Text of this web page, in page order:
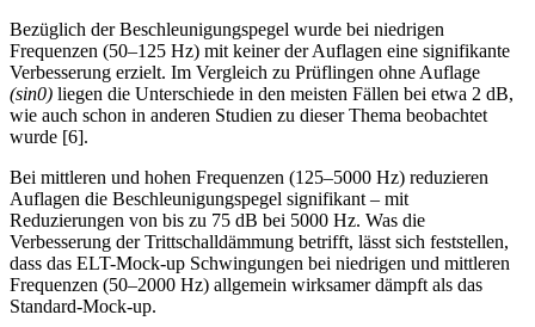
Bezüglich der Beschleunigungspegel wurde bei niedrigen
Frequenzen (50–125 Hz) mit keiner der Auflagen eine signifikante
Verbesserung erzielt. Im Vergleich zu Prüflingen ohne Auflage
(sin0) liegen die Unterschiede in den meisten Fällen bei etwa 2 dB,
wie auch schon in anderen Studien zu dieser Thema beobachtet
wurde [6].
Bei mittleren und hohen Frequenzen (125–5000 Hz) reduzieren
Auflagen die Beschleunigungspegel signifikant – mit
Reduzierungen von bis zu 75 dB bei 5000 Hz. Was die
Verbesserung der Trittschalldämmung betrifft, lässt sich feststellen,
dass das ELT-Mock-up Schwingungen bei niedrigen und mittleren
Frequenzen (50–2000 Hz) allgemein wirksamer dämpft als das
Standard-Mock-up.